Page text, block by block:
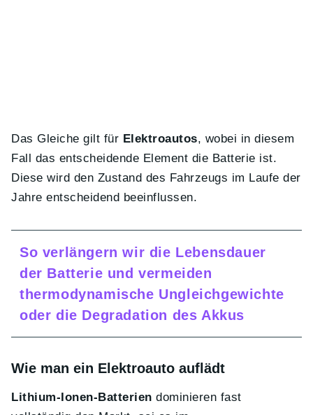
Das Gleiche gilt für Elektroautos, wobei in diesem
Fall das entscheidende Element die Batterie ist.
Diese wird den Zustand des Fahrzeugs im Laufe der
Jahre entscheidend beeinflussen.
So verlängern wir die Lebensdauer
der Batterie und vermeiden
thermodynamische Ungleichgewichte
oder die Degradation des Akkus
Wie man ein Elektroauto auflädt
Lithium-Ionen-Batterien dominieren fast